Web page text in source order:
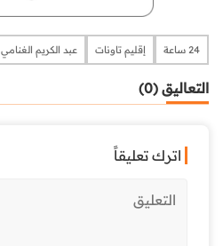
24 ساعة إقليم تاونات عبد الكريم الغنامي
التعاليق (0)
اترك تعليقاً